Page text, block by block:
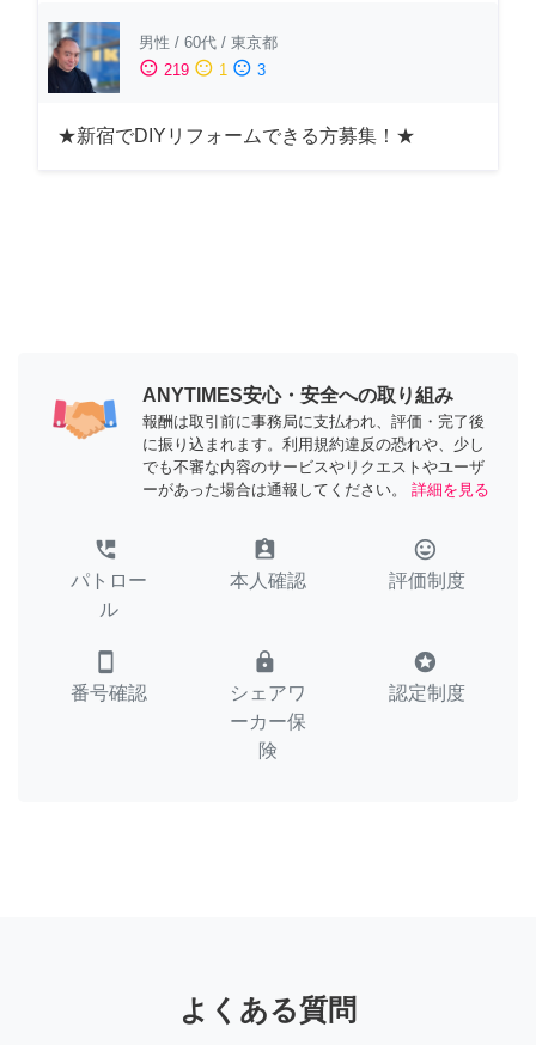
男性 / 60代 / 東京都
sentiment_satisfied 219 sentiment_neutral 1 sentiment_dissatisfied 3
★新宿でDIYリフォームできる方募集！★
ANYTIMES安心・安全への取り組み
報酬は取引前に事務局に支払われ、評価・完了後
に振り込まれます。利用規約違反の恐れや、少し
でも不審な内容のサービスやリクエストやユーザ
ーがあった場合は通報してください。
詳細を見る
perm_phone_msg
パトロー
ル
assignment_ind
本人確認
tag_faces
評価制度
smartphone
番号確認
lock
シェアワ
ーカー保
険
stars
認定制度
よくある質問